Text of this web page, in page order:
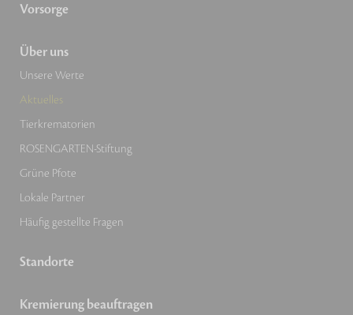
Vorsorge
Über uns
Unsere Werte
Aktuelles
Tierkrematorien
ROSENGARTEN-Stiftung
Grüne Pfote
Lokale Partner
Häufig gestellte Fragen
Standorte
Kremierung beauftragen